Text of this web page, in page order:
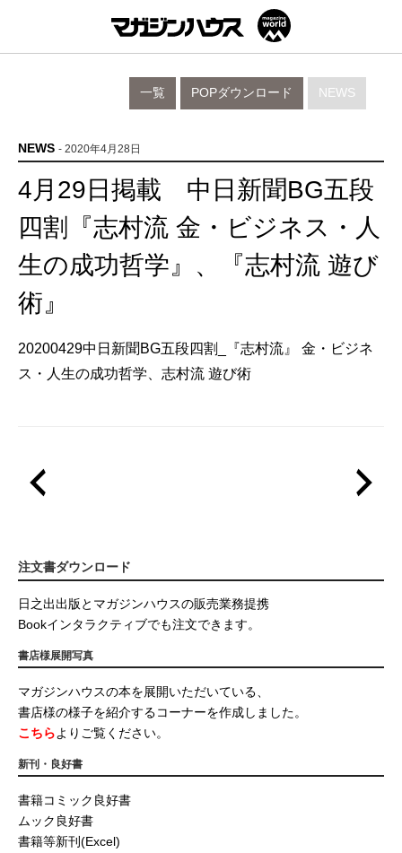
NEWS
POPダウンロード
一覧
NEWS - 2020年4月28日
4月29日掲載 中日新聞BG五段
四割『志村流 金・ビジネス・人
生の成功哲学』、『志村流 遊び
術』
20200429中日新聞BG五段四割_『志村流』 金・ビジネ
ス・人生の成功哲学、志村流 遊び術
注文書ダウンロード
日之出出版とマガジンハウスの販売業務提携
Bookインタラクティブでも注文できます。
書店様展開写真
マガジンハウスの本を展開いただいている、
書店様の様子を紹介するコーナーを作成しました。
こちらよりご覧ください。
新刊・良好書
書籍コミック良好書
ムック良好書
書籍等新刊(Excel)